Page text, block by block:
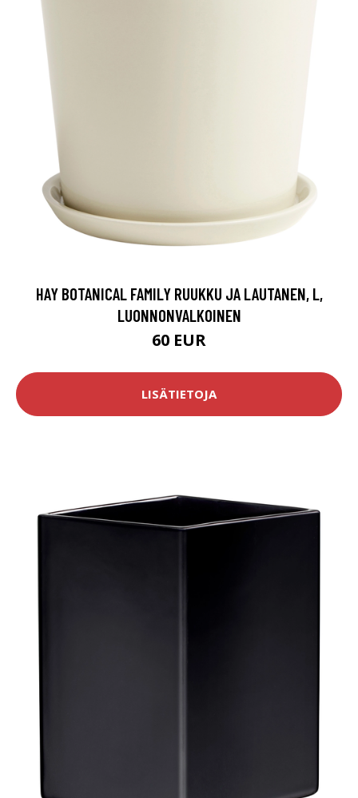
HAY BOTANICAL FAMILY RUUKKU JA LAUTANEN, L,
LUONNONVALKOINEN
60 EUR
LISÄTIETOJA